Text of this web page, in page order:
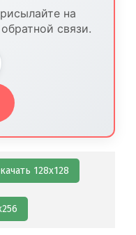
на
связи.
128х128